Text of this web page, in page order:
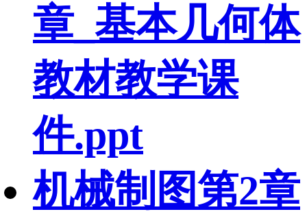
章_基本几何体
教材教学课
件.ppt
机械制图第2章